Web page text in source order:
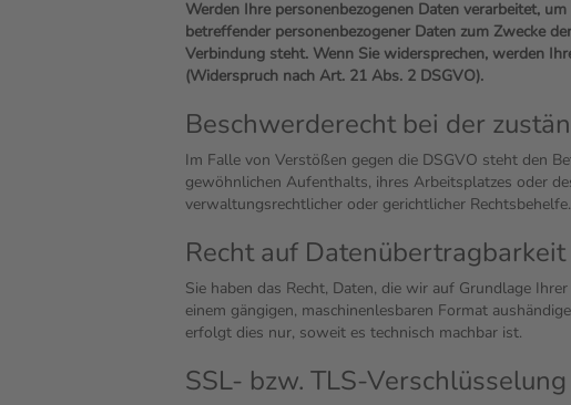
Werden Ihre personenbezogenen Daten verarbeitet,
betreffender personenbezogener Daten zum Zwecke
Verbindung steht. Wenn Sie widersprechen, werden
(Widerspruch nach Art. 21 Abs. 2 DSGVO).
Beschwerderecht bei der
Im Falle von Verstößen gegen die DSGVO steht den
gewöhnlichen Aufenthalts, ihres Arbeitsplatzes oder
verwaltungsrechtlicher oder gerichtlicher Rechtsbehelfe.
Recht auf Datenübertragbarkeit
Sie haben das Recht, Daten, die wir auf Grundlage
einem gängigen, maschinenlesbaren Format
erfolgt dies nur, soweit es technisch machbar ist.
SSL- bzw. TLS-Verschlüsselung